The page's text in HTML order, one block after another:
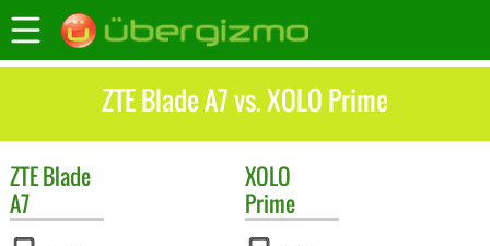
ZTE Blade A7 vs. XOLO Prime
ZTEBlade
A7
XOLO
Prime